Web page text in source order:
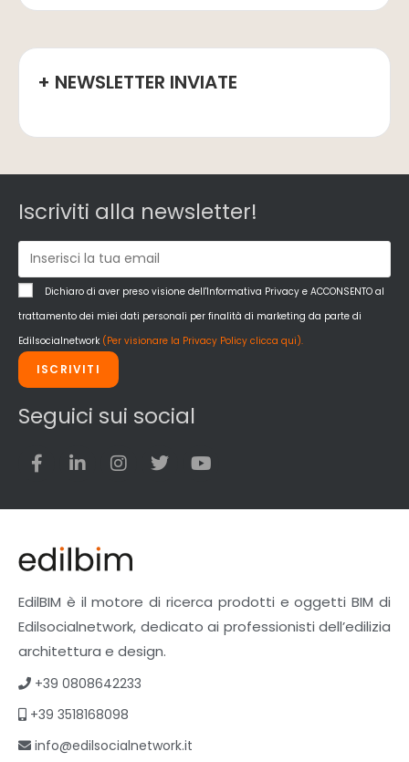
+ NEWSLETTER INVIATE
Iscriviti alla newsletter!
Dichiaro di aver preso visione dell'Informativa Privacy e ACCONSENTO al
trattamento dei miei dati personali per finalità di marketing da parte di
Edilsocialnetwork (Per visionare la Privacy Policy clicca qui).
ISCRIVITI
Seguici sui social
EdilBIM è il motore di ricerca prodotti e oggetti BIM di
Edilsocialnetwork, dedicato ai professionisti dell’edilizia
architettura e design.
+39 0808642233
+39 3518168098
info@edilsocialnetwork.it